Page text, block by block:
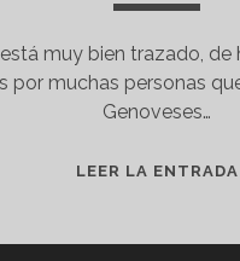
muy bien trazado,
por muchas personas
Genoveses…
LEER LA ENTRADA